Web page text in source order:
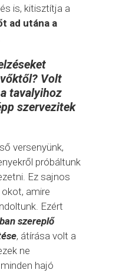
is, kitisztítja a
ad utána a
Volt
tavalyihoz
szervezitek
versenyünk,
próbáltunk
Ez sajnos
amire
Ezért
szereplő
, átírása volt a
ne
hajó